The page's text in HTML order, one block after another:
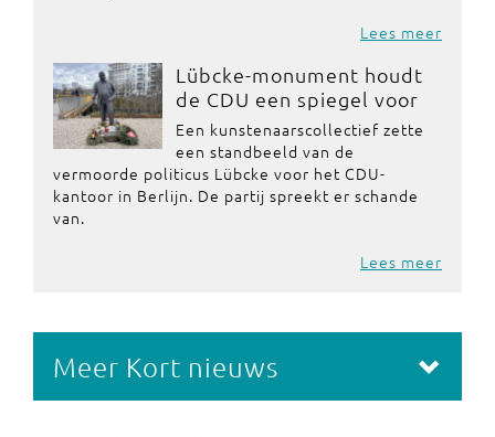
Lees meer
Lübcke-monument houdt
de CDU een spiegel voor
Een kunstenaarscollectief zette
een standbeeld van de
vermoorde politicus Lübcke voor het CDU-
kantoor in Berlijn. De partij spreekt er schande
van.
Lees meer
Meer Kort nieuws